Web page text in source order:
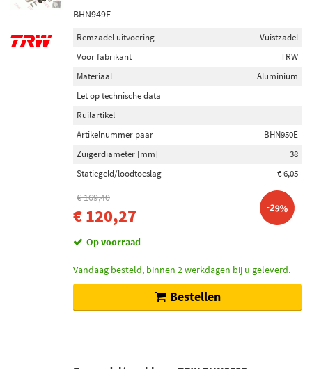
BHN949E
Remzadel uitvoering
Vuistzadel
Voor fabrikant
TRW
Materiaal
Aluminium
Let op technische data
Ruilartikel
Artikelnummer paar
BHN950E
Zuigerdiameter [mm]
38
Statiegeld/loodtoeslag
€ 6,05
€ 169,40
€ 120,27 -29%
Op voorraad
Vandaag besteld, binnen 2 werkdagen bij u geleverd.
Bestellen